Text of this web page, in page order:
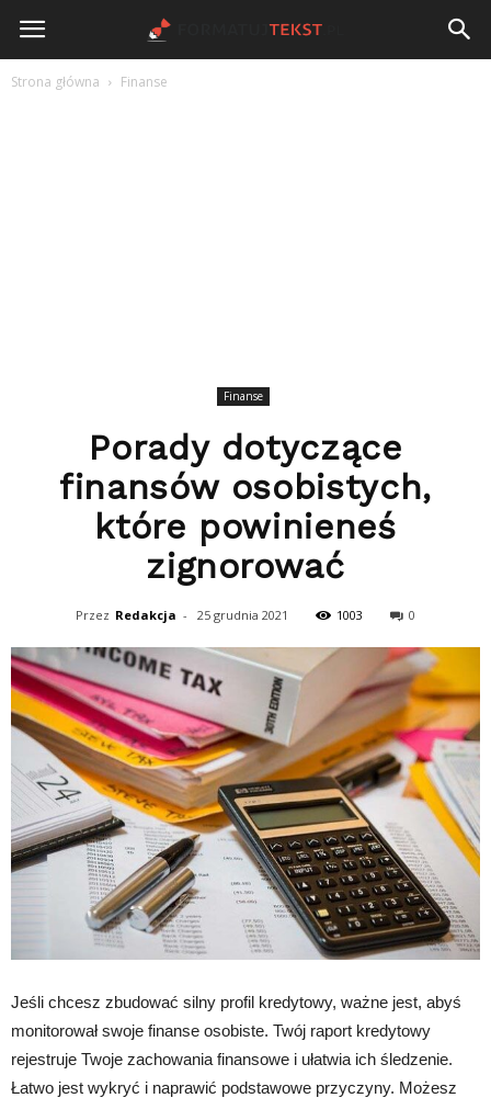
FormatujTekst.pl
Strona główna Finanse
Finanse
Porady dotyczące
finansów osobistych,
które powinieneś
zignorować
Przez Redakcja - 25 grudnia 2021 1003 0
Jeśli chcesz zbudować silny profil kredytowy, ważne jest, abyś
monitorował swoje finanse osobiste. Twój raport kredytowy
rejestruje Twoje zachowania finansowe i ułatwia ich śledzenie.
Łatwo jest wykryć i naprawić podstawowe przyczyny. Możesz